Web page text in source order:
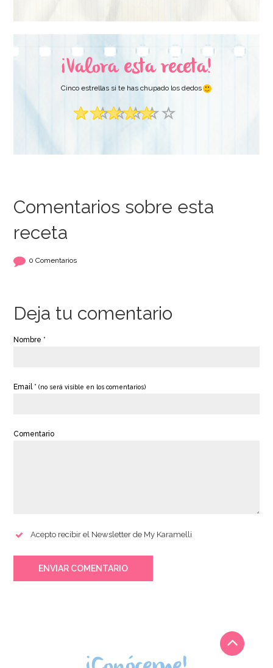
AÑADIR
23,95€
AÑADIR
¡Valora esta receta!
Cinco estrellas si te has chupado los dedos
Comentarios sobre esta
receta
0 Comentarios
Deja tu comentario
Nombre *
Email *(no será visible en los comentarios)
Comentario
Acepto recibir el Newsletter de My Karamelli
ENVIAR COMENTARIO